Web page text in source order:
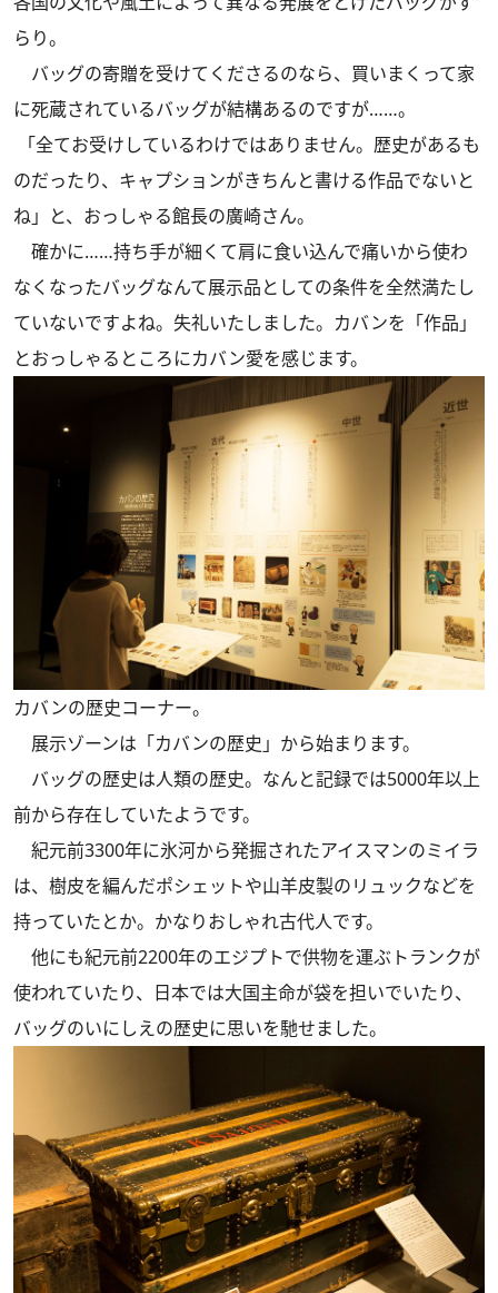
らり。
バッグの寄贈を受けてくださるのなら、買いまくって家
に死蔵されているバッグが結構あるのですが……。
「全てお受けしているわけではありません。歴史があるも
のだったり、キャプションがきちんと書ける作品でないと
ね」と、おっしゃる館長の廣崎さん。
確かに……持ち手が細くて肩に食い込んで痛いから使わ
なくなったバッグなんて展示品としての条件を全然満たし
ていないですよね。失礼いたしました。カバンを「作品」
とおっしゃるところにカバン愛を感じます。
カバンの歴史コーナー。
展示ゾーンは「カバンの歴史」から始まります。
バッグの歴史は人類の歴史。なんと記録では5000年以上
前から存在していたようです。
紀元前3300年に氷河から発掘されたアイスマンのミイラ
は、樹皮を編んだポシェットや山羊皮製のリュックなどを
持っていたとか。かなりおしゃれ古代人です。
他にも紀元前2200年のエジプトで供物を運ぶトランクが
使われていたり、日本では大国主命が袋を担いでいたり、
バッグのいにしえの歴史に思いを馳せました。